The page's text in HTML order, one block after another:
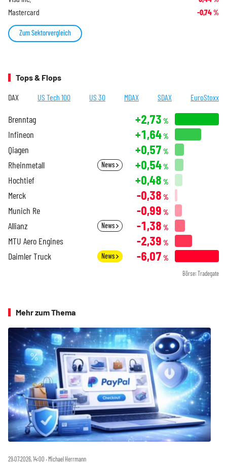
Mastercard -0,74%
Zum Sektorvergleich
Tops & Flops
DAX US Tech 100 US 30 MDAX SDAX EuroStoxx
Brenntag +2,73 %
Infineon +1,64%
Qiagen +0,57 %
Rheinmetall News +0,54%
Hochtief +0,48 %
Merck -0,38 %
Munich Re -0,99 %
Allianz News -1,38 %
MTU Aero Engines -2,39 %
Daimler Truck News -6,07 %
Börse: Tradegate
Mehr zum Thema
29.07.2026, 14:00 ‧ Michael Herrmann